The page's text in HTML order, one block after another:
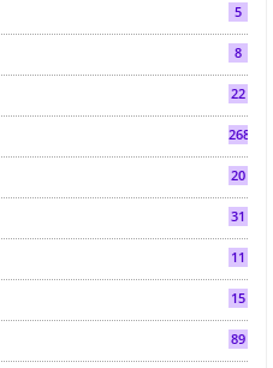
5
8
22
268
20
31
11
15
89